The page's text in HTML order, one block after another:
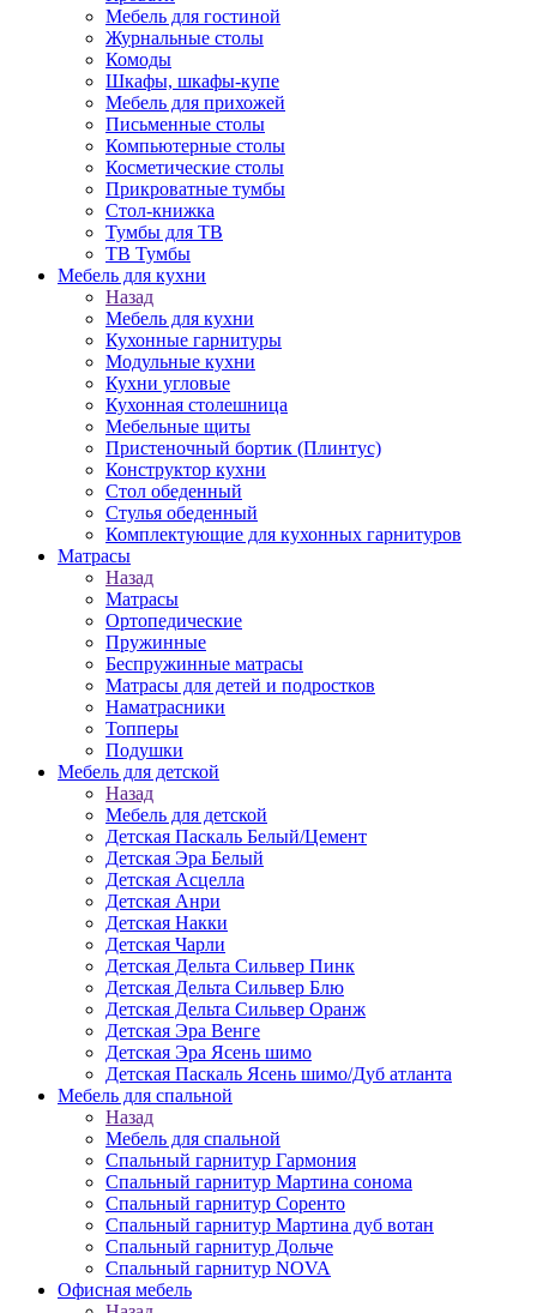
Мебель для гостиной
Журнальные столы
Комоды
Шкафы, шкафы-купе
Мебель для прихожей
Письменные столы
Компьютерные столы
Косметические столы
Прикроватные тумбы
Стол-книжка
Тумбы для ТВ
ТВ Тумбы
Мебель для кухни
Назад
Мебель для кухни
Кухонные гарнитуры
Модульные кухни
Кухни угловые
Кухонная столешница
Мебельные щиты
Пристеночный бортик (Плинтус)
Конструктор кухни
Стол обеденный
Стулья обеденный
Комплектующие для кухонных гарнитуров
Матраcы
Назад
Матраcы
Ортопедические
Пружинные
Беспружинные матрасы
Матрасы для детей и подростков
Наматрасники
Топперы
Подушки
Мебель для детской
Назад
Мебель для детской
Детская Паскаль Белый/Цемент
Детская Эра Белый
Детская Асцелла
Детская Анри
Детская Накки
Детская Чарли
Детская Дельта Сильвер Пинк
Детская Дельта Сильвер Блю
Детская Дельта Сильвер Оранж
Детская Эра Венге
Детская Эра Ясень шимо
Детская Паскаль Ясень шимо/Дуб атланта
Мебель для спальной
Назад
Мебель для спальной
Спальный гарнитур Гармония
Спальный гарнитур Мартина сонома
Спальный гарнитур Соренто
Спальный гарнитур Мартина дуб вотан
Спальный гарнитур Дольче
Спальный гарнитур NOVA
Офисная мебель